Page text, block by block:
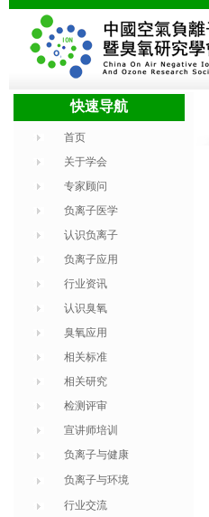
快速导航
首页
关于学会
专家顾问
负离子医学
认识负离子
负离子应用
行业资讯
认识臭氧
臭氧应用
相关标准
相关研究
检测评审
宣讲师培训
负离子与健康
负离子与环境
行业交流